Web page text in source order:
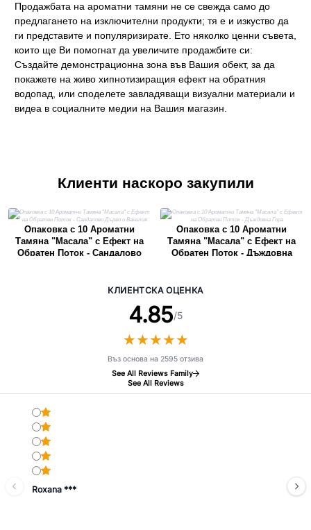
Продажбата на ароматни тамяни не се свежда само до
предлагането на изключителни продукти; тя е и изкуство да
ги представите и популяризирате. Ето няколко ценни съвета,
които ще Ви помогнат да увеличите продажбите си:
Създайте демонстрационна зона във Вашия обект, за да
покажете на живо хипнотизиращия ефект на обратния
водопад, или споделете завладяващи визуални материали и
видеа в социалните медии на Вашия магазин.
Клиенти наскоро закупили
Опаковка с 10 Ароматни
Тамяна "Масала" с Ефект на
Обратен Поток - Сандалово
Опаковка с 10 Ароматни
Тамяна "Масала" с Ефект на
Обратен Поток - Дъждовна
КЛИЕНТСКА ОЦЕНКА
4.85/5
★★★★★
★★★★★
Въз основа на 2595 отзива
See All Reviews Family
See All Reviews
Roxana ***